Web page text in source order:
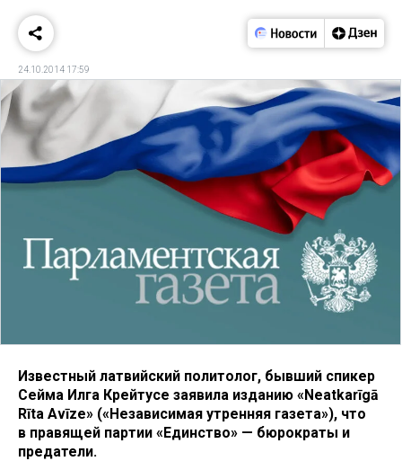
24.10.2014 17:59
Известный латвийский политолог, бывший спикер
Сейма Илга Крейтусе заявила изданию «Neatkarīgā
Rīta Avīze» («Независимая утренняя газета»), что
в правящей партии «Единство» — бюрократы и
предатели.